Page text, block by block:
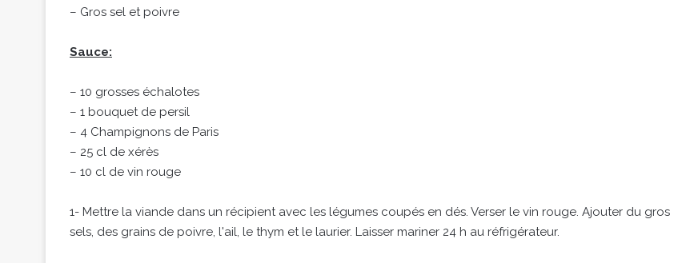
– Gros sel et poivre
Sauce:
– 10 grosses échalotes
– 1 bouquet de persil
– 4 Champignons de Paris
– 25 cl de xérès
– 10 cl de vin rouge
1- Mettre la viande dans un récipient avec les légumes coupés en dés. Verser le vin rouge. Ajouter du gros
sels, des grains de poivre, l'ail, le thym et le laurier. Laisser mariner 24 h au réfrigérateur.